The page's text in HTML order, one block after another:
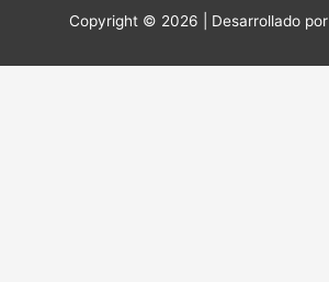
Copyright © 2026 | Desarrollado por